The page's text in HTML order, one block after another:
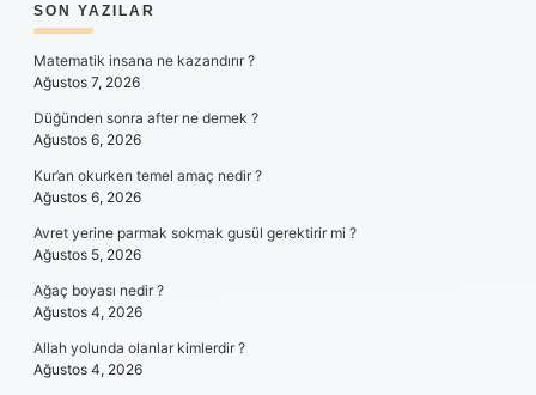
SIDEBAR
SON YAZILAR
Matematik insana ne kazandırır ?
Ağustos 7, 2026
Düğünden sonra after ne demek ?
Ağustos 6, 2026
Kur’an okurken temel amaç nedir ?
Ağustos 6, 2026
Avret yerine parmak sokmak gusül gerektirir mi ?
Ağustos 5, 2026
Ağaç boyası nedir ?
Ağustos 4, 2026
Allah yolunda olanlar kimlerdir ?
Ağustos 4, 2026